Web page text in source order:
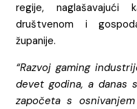
regije,
društvenom i
županije.
“Razvoj gaming
devet godina, a danas
započeta s